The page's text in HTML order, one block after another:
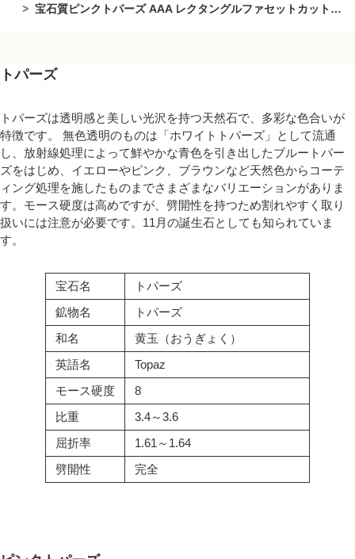
宝石質ピンクトパーズ AAA レクタングルファセットカット7×5mm 1/4連~1連(28粒)
トパーズ
トパーズは透明感と美しい光沢を持つ天然石で、多彩な色合いが
特徴です。 無色透明のものは「ホワイトトパーズ」として流通
し、放射線処理によって鮮やかな青色を引き出したブルートパー
ズをはじめ、イエローやピンク、ブラウンなど天然色からコーテ
ィング処理を施したものまでさまざまなバリエーションがありま
す。モース硬度は高めですが、劈開性を持つため割れやすく取り
扱いには注意が必要です。11月の誕生石としても知られていま
す。
宝石名
トパーズ
鉱物名
トパーズ
和名
黄玉（おうぎょく）
英語名
Topaz
モース硬度
8
比重
3.4～3.6
屈折率
1.61～1.64
劈開性
完全